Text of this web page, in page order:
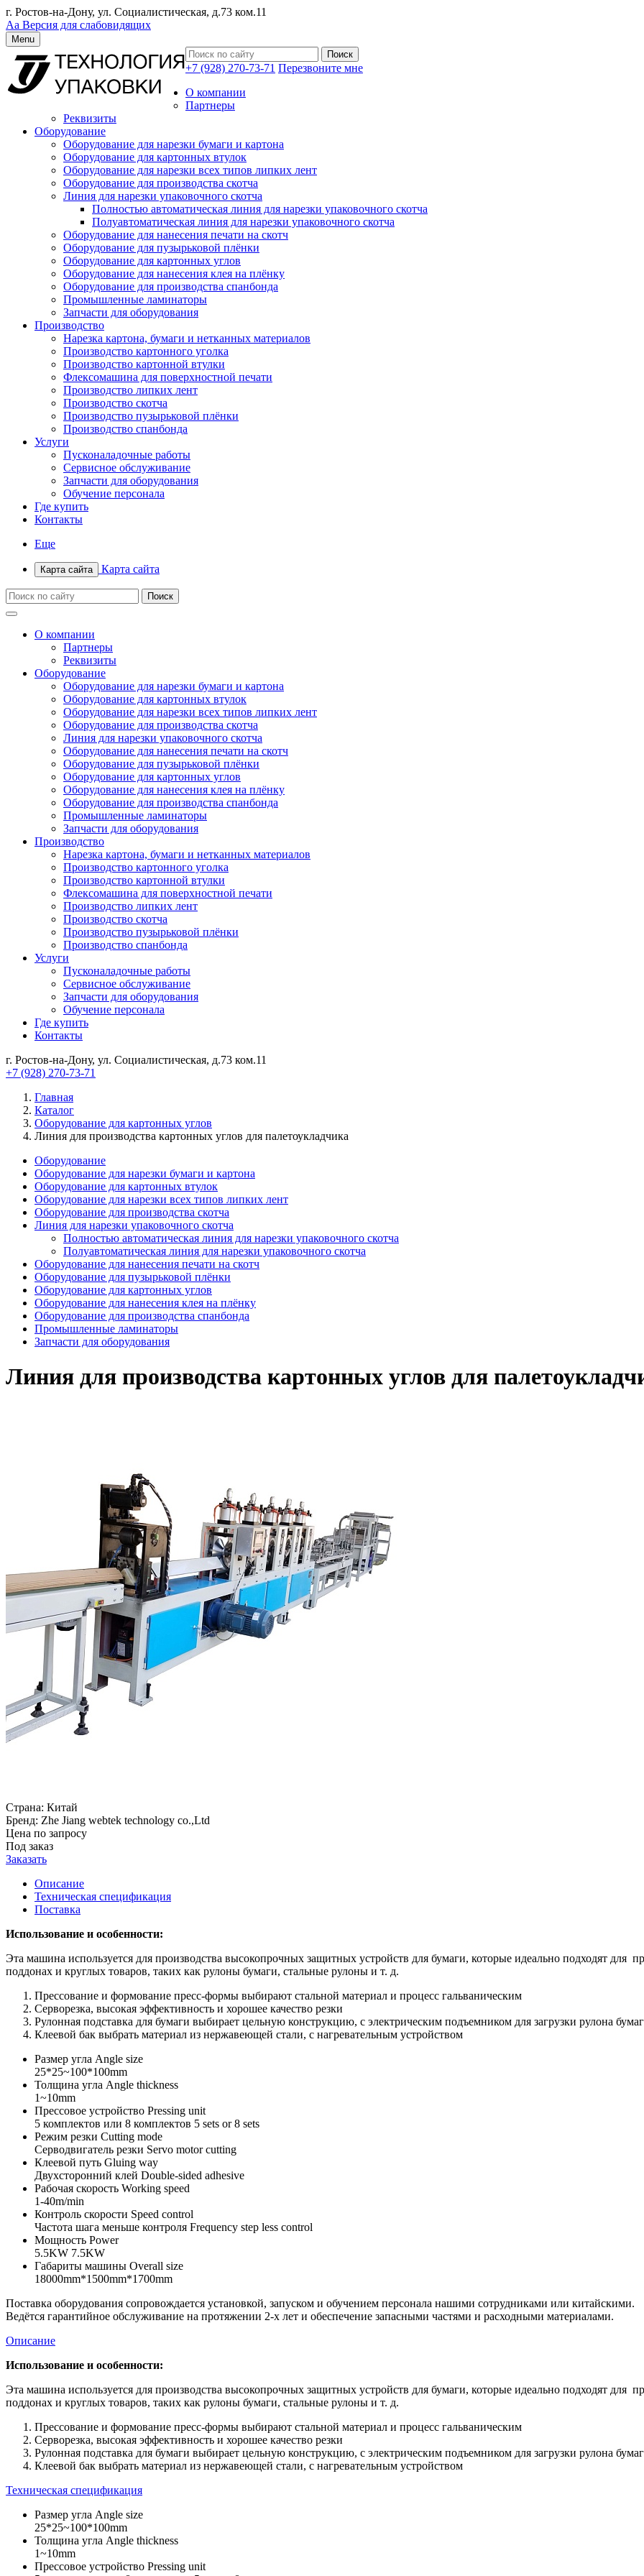
г. Ростов-на-Дону, ул. Социалистическая, д.73 ком.11
Аа Версия для слабовидящих
Menu
+7 (928) 270-73-71 Перезвоните мне
О компании
Партнеры
Реквизиты
Оборудование
Оборудование для нарезки бумаги и картона
Оборудование для картонных втулок
Оборудование для нарезки всех типов липких лент
Оборудование для производства скотча
Линия для нарезки упаковочного скотча
Полностью автоматическая линия для нарезки упаковочного скотча
Полуавтоматическая линия для нарезки упаковочного скотча
Оборудование для нанесения печати на скотч
Оборудование для пузырьковой плёнки
Оборудование для картонных углов
Оборудование для нанесения клея на плёнку
Оборудование для производства спанбонда
Промышленные ламинаторы
Запчасти для оборудования
Производство
Нарезка картона, бумаги и нетканных материалов
Производство картонного уголка
Производство картонной втулки
Флексомашина для поверхностной печати
Производство липких лент
Производство скотча
Производство пузырьковой плёнки
Производство спанбонда
Услуги
Пусконаладочные работы
Сервисное обслуживание
Запчасти для оборудования
Обучение персонала
Где купить
Контакты
Еще
Карта сайта Карта сайта
О компании
Партнеры
Реквизиты
Оборудование
Оборудование для нарезки бумаги и картона
Оборудование для картонных втулок
Оборудование для нарезки всех типов липких лент
Оборудование для производства скотча
Линия для нарезки упаковочного скотча
Оборудование для нанесения печати на скотч
Оборудование для пузырьковой плёнки
Оборудование для картонных углов
Оборудование для нанесения клея на плёнку
Оборудование для производства спанбонда
Промышленные ламинаторы
Запчасти для оборудования
Производство
Нарезка картона, бумаги и нетканных материалов
Производство картонного уголка
Производство картонной втулки
Флексомашина для поверхностной печати
Производство липких лент
Производство скотча
Производство пузырьковой плёнки
Производство спанбонда
Услуги
Пусконаладочные работы
Сервисное обслуживание
Запчасти для оборудования
Обучение персонала
Где купить
Контакты
г. Ростов-на-Дону, ул. Социалистическая, д.73 ком.11
+7 (928) 270-73-71
Главная
Каталог
Оборудование для картонных углов
Линия для производства картонных углов для палетоукладчика
Оборудование
Оборудование для нарезки бумаги и картона
Оборудование для картонных втулок
Оборудование для нарезки всех типов липких лент
Оборудование для производства скотча
Линия для нарезки упаковочного скотча
Полностью автоматическая линия для нарезки упаковочного скотча
Полуавтоматическая линия для нарезки упаковочного скотча
Оборудование для нанесения печати на скотч
Оборудование для пузырьковой плёнки
Оборудование для картонных углов
Оборудование для нанесения клея на плёнку
Оборудование для производства спанбонда
Промышленные ламинаторы
Запчасти для оборудования
Линия для производства картонных углов для
Страна: Китай
Бренд: Zhe Jiang webtek technology co.,Ltd
Цена по запросу
Под заказ
Заказать
Описание
Техническая спецификация
Поставка
Использование и особенности:
Эта машина используется для производства высокопрочных защитных устройств для бумаги, которые идеально подходят для
поддонах и круглых товаров, таких как рулоны бумаги, стальные рулоны и т. д.
Прессование и формование пресс-формы выбирают стальной материал и процесс гальваническим
Серворезка, высокая эффективность и хорошее качество резки
Рулонная подставка для бумаги выбирает цельную конструкцию, с электрическим подъемником для загрузки рулона
Клеевой бак выбрать материал из нержавеющей стали, с нагревательным устройством
Размер угла Angle size
25*25~100*100mm
Толщина угла Angle thickness
1~10mm
Прессовое устройство Pressing unit
5 комплектов или 8 комплектов 5 sets or 8 sets
Режим резки Cutting mode
Серводвигатель резки Servo motor cutting
Клеевой путь Gluing way
Двухсторонний клей Double-sided adhesive
Рабочая скорость Working speed
1-40m/min
Контроль скорости Speed control
Частота шага меньше контроля Frequency step less control
Мощность Power
5.5KW 7.5KW
Габариты машины Overall size
18000mm*1500mm*1700mm
Поставка оборудования сопровождается установкой, запуском и обучением персонала нашими сотрудниками или китайскими.
Ведётся гарантийное обслуживание на протяжении 2-х лет и обеспечение запасными частями и расходными материалами.
Описание
Использование и особенности:
Эта машина используется для производства высокопрочных защитных устройств для бумаги, которые идеально подходят для
поддонах и круглых товаров, таких как рулоны бумаги, стальные рулоны и т. д.
Прессование и формование пресс-формы выбирают стальной материал и процесс гальваническим
Серворезка, высокая эффективность и хорошее качество резки
Рулонная подставка для бумаги выбирает цельную конструкцию, с электрическим подъемником для загрузки рулона
Клеевой бак выбрать материал из нержавеющей стали, с нагревательным устройством
Техническая спецификация
Размер угла Angle size
25*25~100*100mm
Толщина угла Angle thickness
1~10mm
Прессовое устройство Pressing unit